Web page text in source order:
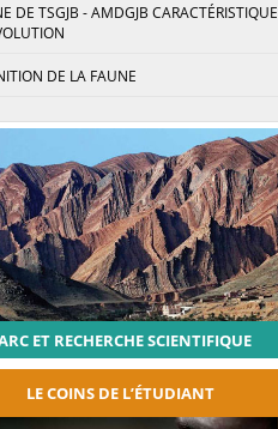
DE TSGJB - AMDGJB CARACTÉRISTIQUE
DE LA FAUNE
ET RECHERCHE SCIENTIFIQUE
LE COINS DE L’ÉTUDIANT